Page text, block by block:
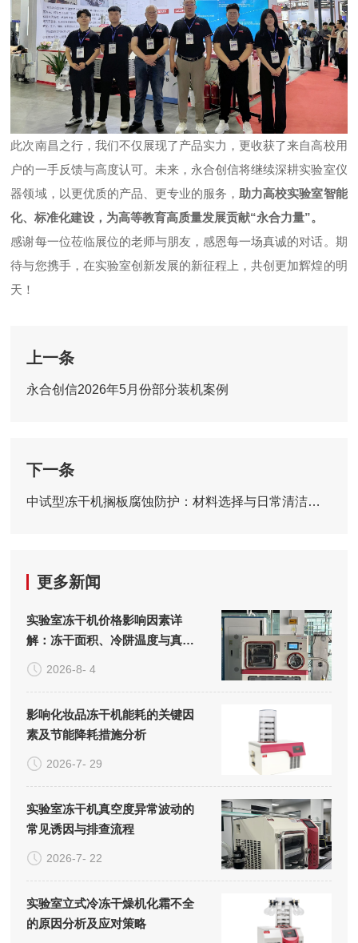
此次南昌之行，我们不仅展现了产品实力，更收获了来自高校用
户的一手反馈与高度认可。未来，永合创信将继续深耕实验室仪
器领域，以更优质的产品、更专业的服务， 助力高校实验室智能
化、标准化建设，为高等教育高质量发展贡献“永合力量”。
感谢每一位莅临展位的老师与朋友，感恩每一场真诚的对话。期
待与您携手，在实验室创新发展的新征程上，共创更加辉煌的明
天！
上一条
永合创信2026年5月份部分装机案例
下一条
中试型冻干机搁板腐蚀防护：材料选择与日常清洁规范
更多新闻
实验室冻干机价格影响因素详
解：冻干面积、冷阱温度与真空
系统的成本构成
2026-8- 4
影响化妆品冻干机能耗的关键因
素及节能降耗措施分析
2026-7- 29
实验室冻干机真空度异常波动的
常见诱因与排查流程
2026-7- 22
实验室立式冷冻干燥机化霜不全
的原因分析及应对策略